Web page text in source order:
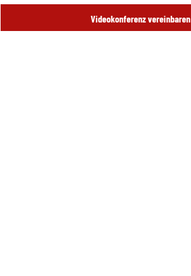
Videokonferenz vereinbaren